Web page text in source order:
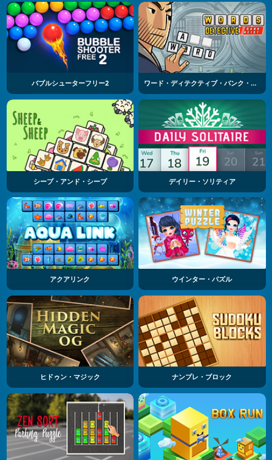
バブルシューターフリー2 ワード・ディテクティブ・バンク・ヘイスト
シープ・アンド・シープ デイリー・ソリティア
アクアリンク ウインター・パズル
ヒドゥン・マジック ナンプレ・ブロック